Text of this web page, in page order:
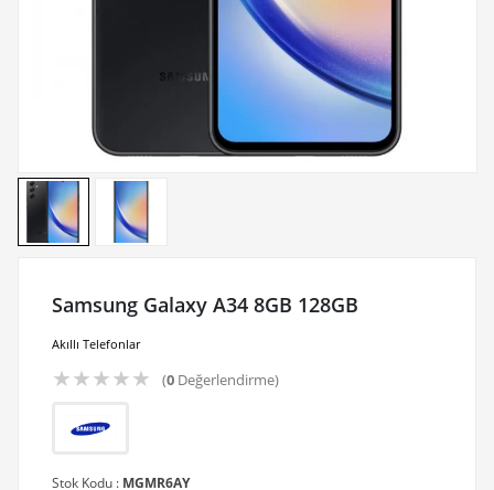
Samsung Galaxy A34 8GB 128GB
Akıllı Telefonlar
★★★★★ (0Değerlendirme)
Stok Kodu : MGMR6AY